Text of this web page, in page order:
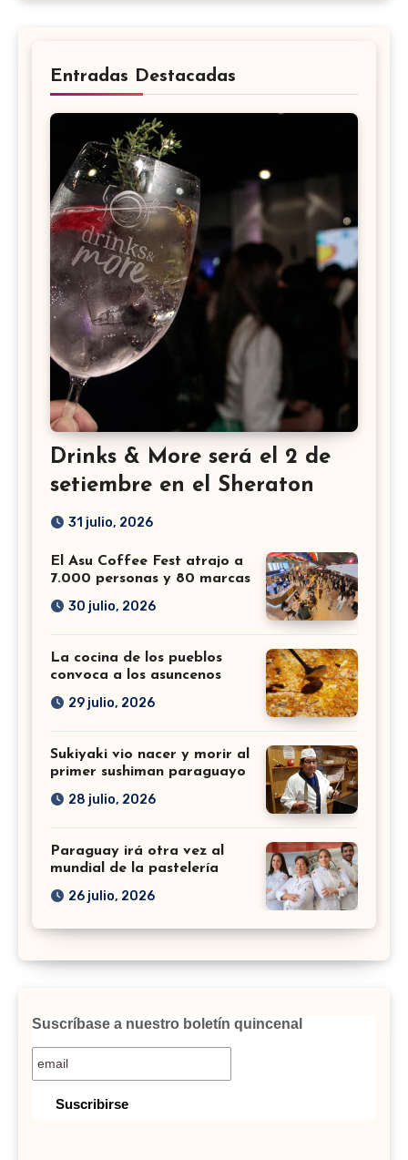
Entradas Destacadas
Drinks & More será el 2 de
setiembre en el Sheraton
31 julio, 2026
El Asu Coffee Fest atrajo a
7.000 personas y 80 marcas
30 julio, 2026
La cocina de los pueblos
convoca a los asuncenos
29 julio, 2026
Sukiyaki vio nacer y morir al
primer sushiman paraguayo
28 julio, 2026
Paraguay irá otra vez al
mundial de la pastelería
26 julio, 2026
Suscríbase a nuestro boletín quincenal